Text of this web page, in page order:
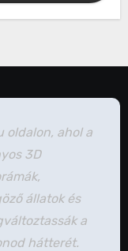
oldalon, ahol a
3D
állatok és
a
hátterét.